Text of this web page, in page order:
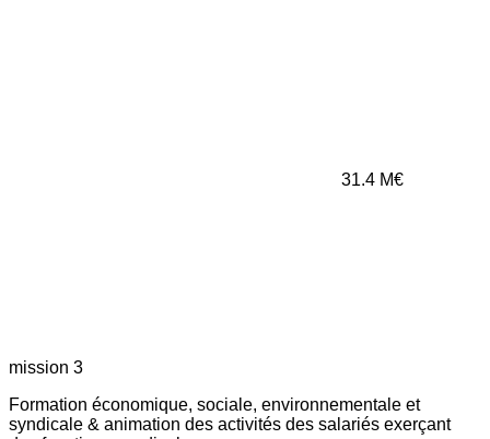
31.4 M€
mission 3
Formation économique, sociale, environnementale et
syndicale & animation des activités des salariés exerçant